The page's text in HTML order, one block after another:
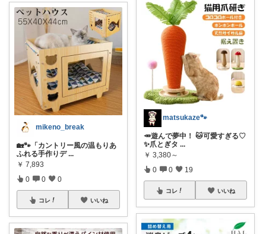
mikeno_break
🏡🐾「カントリー風の温もりあ
ふれる手作りデ ...
￥ 7,893
0 0 0
コレ いいね
matsukaze🐾
🥕遊んで夢中！ 🐱可愛すぎる♡
✨爪とぎタ ...
￥ 3,380～
0 0 19
コレ いいね